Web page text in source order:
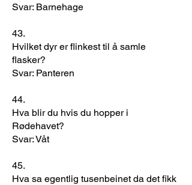
Svar: Barnehage
​43.
Hvilket dyr er flinkest til å samle
flasker?
Svar: Panteren
​44.
Hva blir du hvis du hopper i
Rødehavet?
Svar: Våt
​45.
Hva sa egentlig tusenbeinet da det fikk